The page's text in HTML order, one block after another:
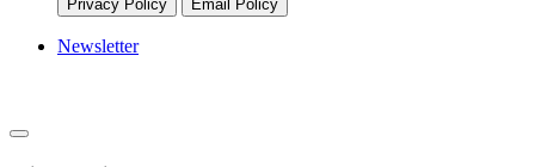
Privacy Policy Email Policy
Newsletter